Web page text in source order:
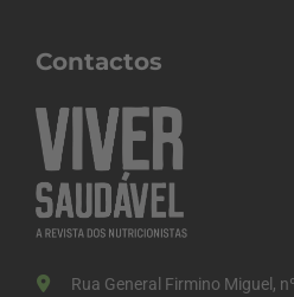
Contactos
Rua General Firmino Miguel,